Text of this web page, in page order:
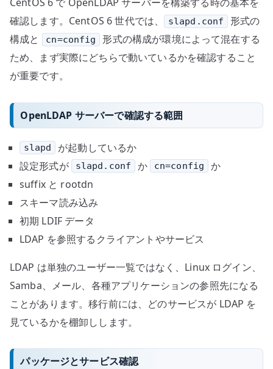
基
本
へ
の
確認します。CentOS 6 世代では、
slapd.conf
形式の
構成と
cn=config
形式の構成が環境によって混在する
ため、まず実際にどちらで動いているかを確認すること
が重要です。
OpenLDAP サーバーで確認する範囲
slapd
が起動しているか
設定形式が
slapd.conf か cn=config
か
suffix と rootdn
スキーマ読み込み
初期 LDIF データ
LDAP を参照するクライアントやサービス
LDAP は単独のユーザー一覧ではなく、Linux ログイン、
Samba、メール、各種アプリケーションの参照先になる
ことがあります。移行前には、どのサービスが LDAP を
見ているかを棚卸しします。
パッケージとサービス確認